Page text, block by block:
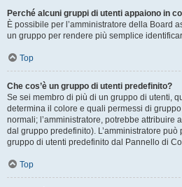
Perché alcuni gruppi di utenti appaiono in
È possibile per l’amministratore della Board
un gruppo per rendere più semplice
Top
Che cos’è un gruppo di utenti predefinito?
Se sei membro di più di un gruppo di utenti,
determina il colore e quali permessi di
normali; l’amministratore, potrebbe attribuire
dal gruppo predefinito). L’amministratore
gruppo di utenti predefinito dal Pannello di
Top